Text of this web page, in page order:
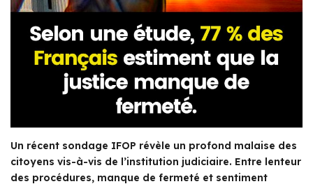
Un récent sondage IFOP révèle un profond malaise des
citoyens vis-à-vis de l’institution judiciaire. Entre lenteur
des procédures, manque de fermeté et sentiment